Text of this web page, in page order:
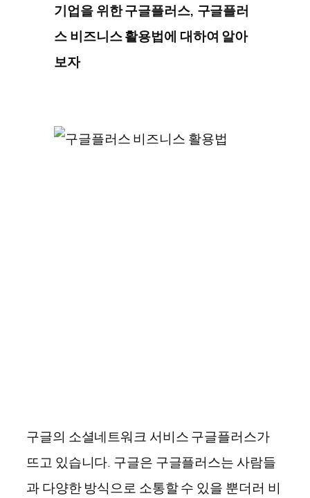
기업을 위한 구글플러스, 구글플러
스 비즈니스 활용법에 대하여 알아
보자
구글의 소셜네트워크 서비스 구글플러스가
뜨고 있습니다. 구글은 구글플러스는 사람들
과 다양한 방식으로 소통할 수 있을 뿐더러 비